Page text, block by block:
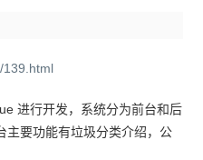
139.html
进行开发，系统分为前台和后
主要功能有垃圾分类介绍，公